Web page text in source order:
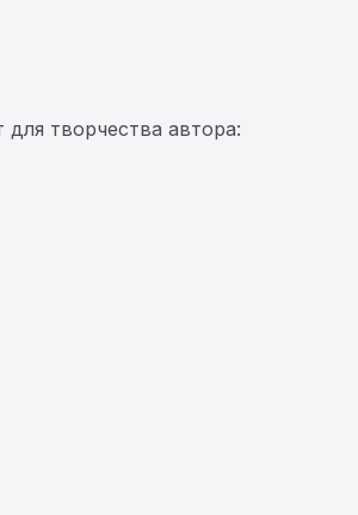
творчества автора: